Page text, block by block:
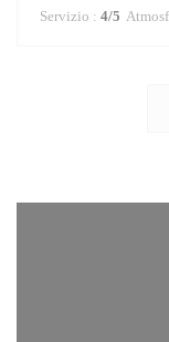
Servizio : 4/5